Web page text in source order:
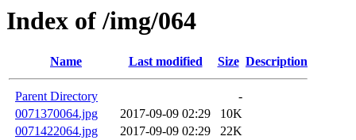
Index of /img/064
Name Last modified Size Description
Parent Directory
-
0071370064.jpg
2017-09-09 02:29
10K
0071422064.jpg
2017-09-09 02:29
22K